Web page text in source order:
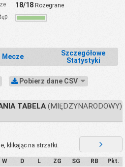
18/18Rozegrane
Mecze
Szczegółowe
Statystyki
Pobierz dane CSV
TABELA(MIĘDZYNARODOWY)
klikając na strzałki.
W D L ZG SG RB Pkt.